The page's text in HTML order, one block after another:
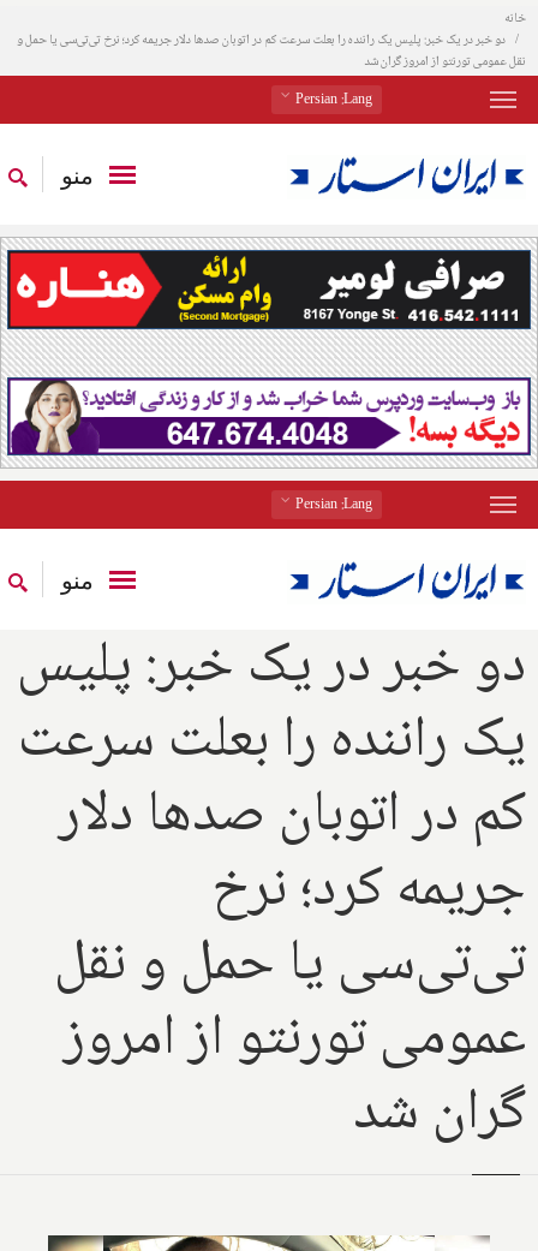
خانه
دو خبر در یک خبر: پلیس یک راننده را بعلت سرعت کم در اتوبان صدها دلار جریمه کرد؛ نرخ تی‌تی‌سی یا حمل و
نقل عمومی تورنتو از امروز گران شد
Lang
: Persian
منو
Lang
: Persian
منو
دو خبر در یک خبر: پلیس
یک راننده را بعلت سرعت
کم در اتوبان صدها دلار
جریمه کرد؛ نرخ
تی‌تی‌سی یا حمل و نقل
عمومی تورنتو از امروز
گران شد